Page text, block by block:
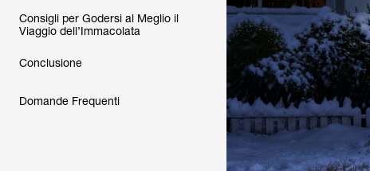
Consigli per Godersi al Meglio il
Viaggio dell’Immacolata
Conclusione
Domande Frequenti